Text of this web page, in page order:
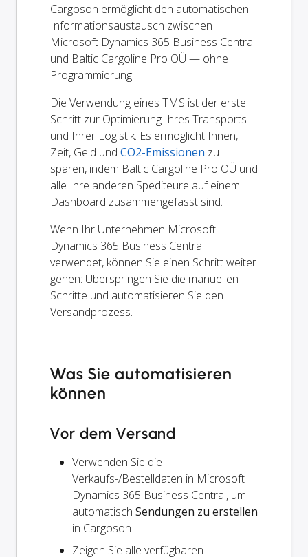
Cargoson ermöglicht den automatischen
Informationsaustausch zwischen
Microsoft Dynamics 365 Business Central
und Baltic Cargoline Pro OÜ — ohne
Programmierung.
Die Verwendung eines TMS ist der erste
Schritt zur Optimierung Ihres Transports
und Ihrer Logistik. Es ermöglicht Ihnen,
Zeit, Geld und CO2-Emissionen zu
sparen, indem Baltic Cargoline Pro OÜ und
alle Ihre anderen Spediteure auf einem
Dashboard zusammengefasst sind.
Wenn Ihr Unternehmen Microsoft
Dynamics 365 Business Central
verwendet, können Sie einen Schritt weiter
gehen: Überspringen Sie die manuellen
Schritte und automatisieren Sie den
Versandprozess.
Was Sie automatisieren
können
Vor dem Versand
Verwenden Sie die
Verkaufs-/Bestelldaten in Microsoft
Dynamics 365 Business Central, um
automatisch Sendungen zu erstellen
in Cargoson
Zeigen Sie alle verfügbaren